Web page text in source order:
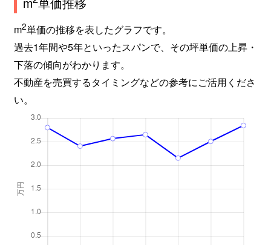
m2単価の推移を表したグラフです。
過去1年間や5年といったスパンで、その坪単価の上昇・
下落の傾向がわかります。
不動産を売買するタイミングなどの参考にご活用くださ
い。